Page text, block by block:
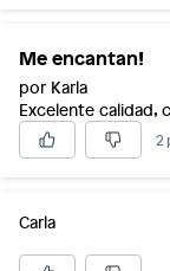
Me encantan!
por Karla
Excelente calidad,
2
Carla